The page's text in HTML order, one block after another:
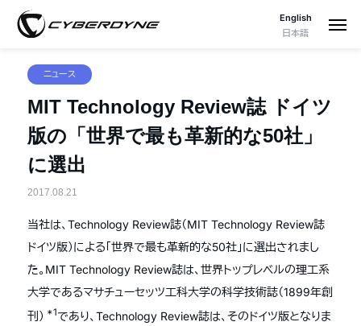
English
日本語
ニュース
MIT Technology Review誌 ドイツ
版の「世界で最も革新的な50社」
に選出
2017.08.21
当社は、Technology Review誌（MIT Technology Review誌
ドイツ版）による「世界で最も革新的な50社」に選出されまし
た。MIT Technology Review誌は、世界トップレベルの理工系
大学であるマサチューセッツ工科大学の科学技術誌（1899年創
刊） *1であり、Technology Review誌は、そのドイツ版となりま